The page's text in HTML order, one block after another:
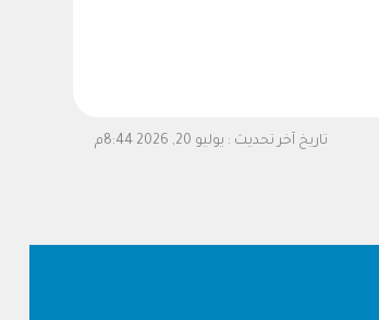
تاريخ آخر تحديث : يوليو 20, 2026 8:44م